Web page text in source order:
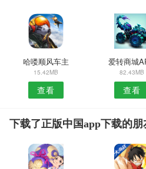
哈喽顺风车主
15.42MB
查看
爱转商城
82.43MB
查看
下载了正版中国app下载的朋